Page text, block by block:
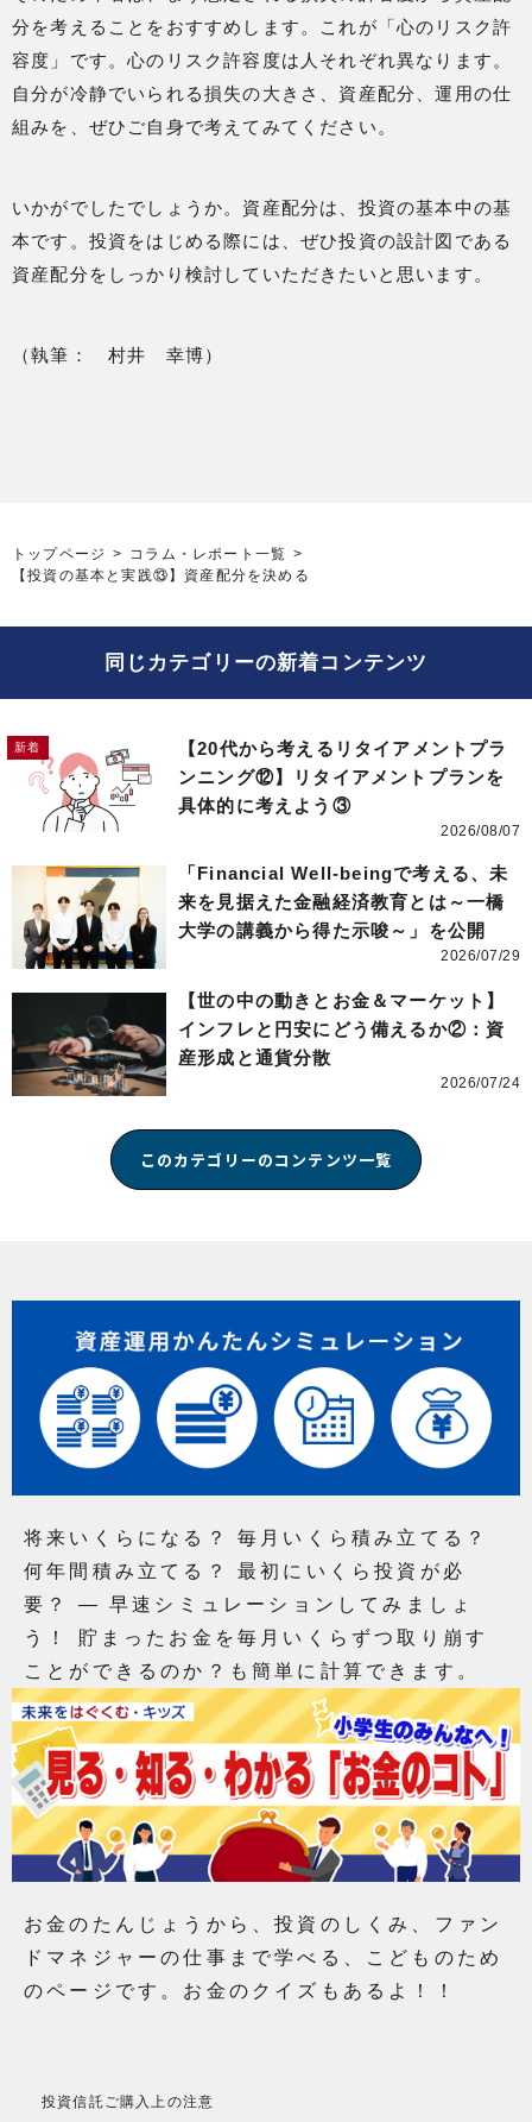
分を考えることをおすすめします。これが「心のリスク許
容度」です。心のリスク許容度は人それぞれ異なります。
自分が冷静でいられる損失の大きさ、資産配分、運用の仕
組みを、ぜひご自身で考えてみてください。
いかがでしたでしょうか。資産配分は、投資の基本中の基
本です。投資をはじめる際には、ぜひ投資の設計図である
資産配分をしっかり検討していただきたいと思います。
（執筆： 村井 幸博）
トップページ
コラム・レポート一覧
【投資の基本と実践⑬】資産配分を決める
同じカテゴリーの新着コンテンツ
【20代から考えるリタイアメントプラ
ンニング⑫】リタイアメントプランを
具体的に考えよう③
2026/08/07
「Financial Well-beingで考える、未
来を見据えた金融経済教育とは～一橋
大学の講義から得た示唆～」を公開
2026/07/29
【世の中の動きとお金＆マーケット】
インフレと円安にどう備えるか②：資
産形成と通貨分散
2026/07/24
このカテゴリーのコンテンツ一覧
将来いくらになる？ 毎月いくら積み立てる？
何年間積み立てる？ 最初にいくら投資が必
要？ ― 早速シミュレーションしてみましょ
う！ 貯まったお金を毎月いくらずつ取り崩す
ことができるのか？も簡単に計算できます。
お金のたんじょうから、投資のしくみ、ファン
ドマネジャーの仕事まで学べる、こどものため
のページです。お金のクイズもあるよ！！
投資信託ご購入上の注意